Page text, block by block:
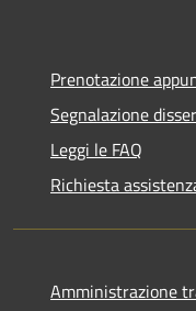
Prenotazione
Segnalazione
Leggi le FAQ
Richiesta
Amministrazione